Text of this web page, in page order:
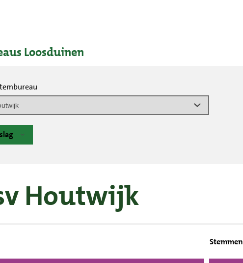
Loosduinen
Houtwijk
Stemmen